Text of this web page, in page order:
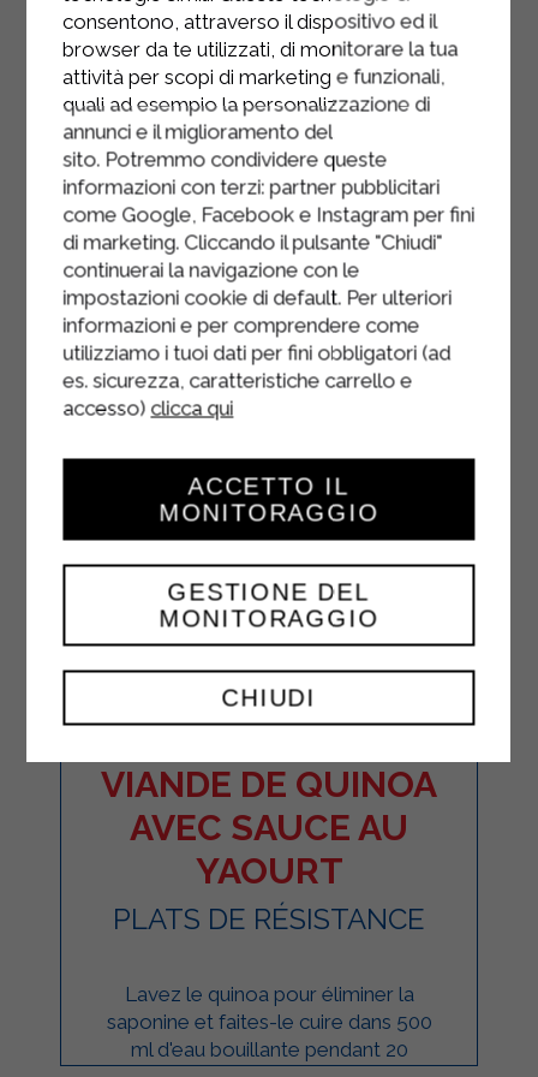
Terminez la cuisson lorsqu'elles sont
bien dorées. Laissez-les reposer sur
du papier absorbant avant de servir.
VIANDE DE QUINOA
AVEC SAUCE AU
YAOURT
PLATS DE RÉSISTANCE
Lavez le quinoa pour éliminer la
saponine et faites-le cuire dans 500
ml d'eau bouillante pendant 20
consentono, attraverso il dispositivo ed il
browser da te utilizzati, di monitorare la tua
attività per scopi di marketing e funzionali,
quali ad esempio la personalizzazione di
annunci e il miglioramento del
sito. Potremmo condividere queste
informazioni con terzi: partner pubblicitari
come Google, Facebook e Instagram per fini
di marketing. Cliccando il pulsante "Chiudi"
continuerai la navigazione con le
impostazioni cookie di default. Per ulteriori
informazioni e per comprendere come
utilizziamo i tuoi dati per fini obbligatori (ad
es. sicurezza, caratteristiche carrello e
accesso) clicca qui
CHIUDI
GESTIONE DEL
MONITORAGGIO
ACCETTO IL
MONITORAGGIO